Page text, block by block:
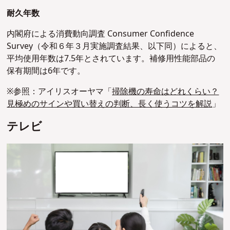
耐久年数
内閣府による消費動向調査 Consumer Confidence
Survey（令和６年３月実施調査結果、以下同）によると、
平均使用年数は7.5年とされています。補修用性能部品の
保有期間は6年です。
※参照：アイリスオーヤマ「掃除機の寿命はどれくらい？
見極めのサインや買い替えの判断、長く使うコツを解説」
テレビ